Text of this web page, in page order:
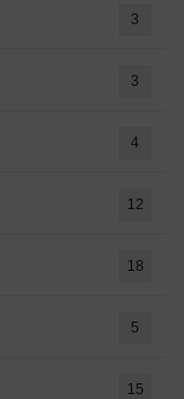
3
3
4
12
18
5
15